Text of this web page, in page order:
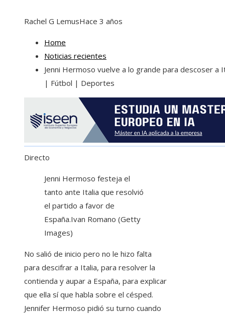
Rachel G LemusHace 3 años
Home
Noticias recientes
Jenni Hermoso vuelve a lo grande para descoser a
| Fútbol | Deportes
Directo
Jenni Hermoso festeja el
tanto ante Italia que resolvió
el partido a favor de
España.Ivan Romano (Getty
Images)
No salió de inicio pero no le hizo falta
para descifrar a Italia, para resolver la
contienda y aupar a España, para explicar
que ella sí que habla sobre el césped.
Jennifer Hermoso pidió su turno cuando